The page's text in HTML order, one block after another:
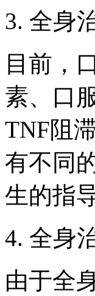
3. 全身
目前，
素、口
TNF阻
有不同
生的指导
4. 全身
由于全